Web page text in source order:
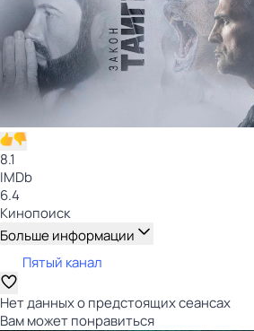
8.1
IMDb
6.4
Кинопоиск
Больше информации
Пятый канал
Нет данных о предстоящих сеансах
Вам может понравиться